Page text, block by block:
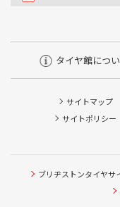
タイヤ館につ
サイトマップ
サイトポリシー
ブリヂストンタイヤサ
タイヤ点検・安全
ピット作業の予約